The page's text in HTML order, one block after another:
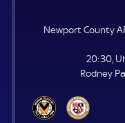
Newport County
20:30,
Rodney